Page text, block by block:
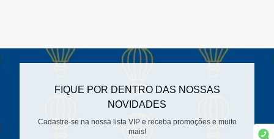
FIQUE POR DENTRO DAS NOSSAS
NOVIDADES
Cadastre-se na nossa lista VIP e receba promoções e muito
mais!